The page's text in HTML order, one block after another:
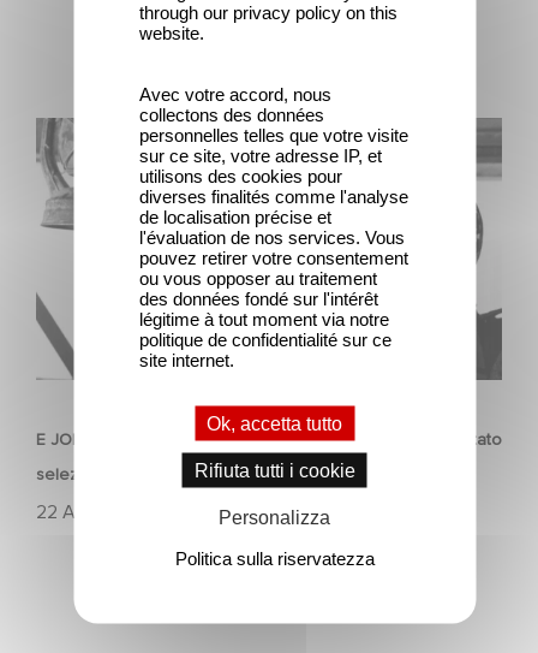
E JOHNNY PRESE IL FUCILE (JOHNNY GOT HIS GUN) è stato
selezionato per Cannes Classics 2024.
22 Aprile 2024
E JOHNNY PRESE IL FUCILE (JOHNNY GOT HIS GUN) è
stato selezionato per Cannes Classics 2024.
through our privacy policy on this
website.
Avec votre accord, nous
collectons des données
personnelles telles que votre visite
sur ce site, votre adresse IP, et
utilisons des cookies pour
diverses finalités comme l'analyse
de localisation précise et
l'évaluation de nos services. Vous
pouvez retirer votre consentement
ou vous opposer au traitement
des données fondé sur l'intérêt
légitime à tout moment via notre
politique de confidentialité sur ce
site internet.
Ok, accetta tutto
Rifiuta tutti i cookie
Personalizza
Politica sulla riservatezza